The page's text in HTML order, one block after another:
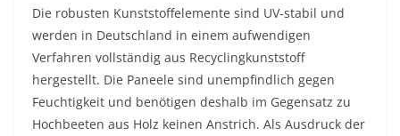
Die robusten Kunststoffelemente sind UV-stabil und
werden in Deutschland in einem aufwendigen
Verfahren vollständig aus Recyclingkunststoff
hergestellt. Die Paneele sind unempfindlich gegen
Feuchtigkeit und benötigen deshalb im Gegensatz zu
Hochbeeten aus Holz keinen Anstrich. Als Ausdruck der